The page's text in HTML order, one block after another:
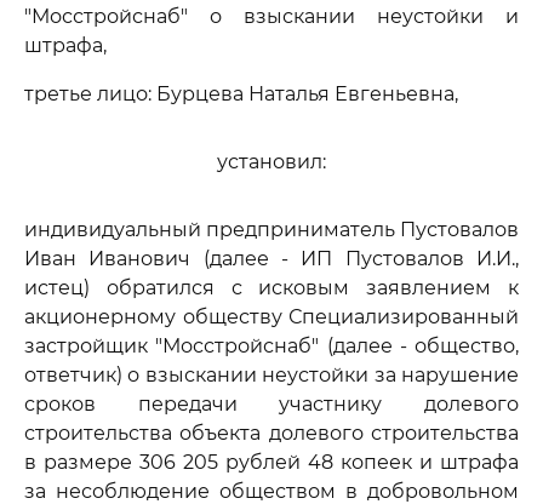
"Мосстройснаб" о взыскании неустойки и
штрафа,
третье лицо: Бурцева Наталья Евгеньевна,
установил:
индивидуальный предприниматель Пустовалов
Иван Иванович (далее - ИП Пустовалов И.И.,
истец) обратился с исковым заявлением к
акционерному обществу Специализированный
застройщик "Мосстройснаб" (далее - общество,
ответчик) о взыскании неустойки за нарушение
сроков передачи участнику долевого
строительства объекта долевого строительства
в размере 306 205 рублей 48 копеек и штрафа
за несоблюдение обществом в добровольном